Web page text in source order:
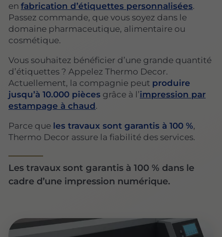
enfabrication d’étiquettes personnalisées.
Passez commande, que vous soyez dans le
domaine pharmaceutique, alimentaire ou
cosmétique.
Vous souhaitez bénéficier d’une grande quantité
d’étiquettes ? Appelez Thermo Decor.
Actuellement, la compagnie peut produire
jusqu’à 10.000 pièces grâce à l’impression par
estampage à chaud.
Parce que les travaux sont garantis à 100 %,
Thermo Decor assure la fiabilité des services.
Les travaux sont garantis à 100 % dans le
cadre d’une impression numérique.